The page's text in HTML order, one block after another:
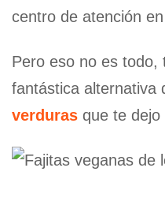
centro de atención
Pero eso no es todo,
fantástica alternativa
verduras que te